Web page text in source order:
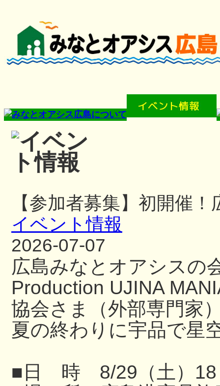
【参加者募集】初開催
イベント情報
2026-07-07
広島みなとオアシスの
Production UJINA
協会さま（外部専門家
夏の終わりに宇品で星
■日 時 8/29（土）18